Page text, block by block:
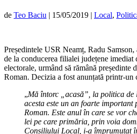
de Teo Baciu | 15/05/2019 | Local,
Președintele USR Neamț, Radu Samson,
de la conducerea filialei județene imediat
electorale, urmând să rămână președinte
Roman. Decizia a fost anunțată printr-un
„Mă întorc „acasă”, la politica de
acesta este un an foarte
Roman. Este anul în care se vor
lei pe care primăria, prin voia
Consiliului Local, i-a împrumutat